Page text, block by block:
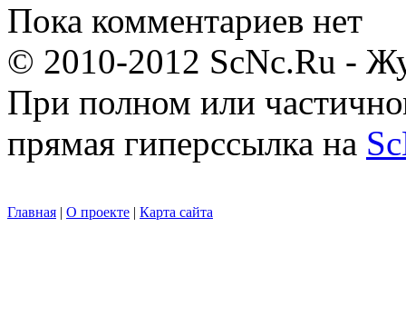
Пока комментариев нет
© 2010-2012 ScNc.Ru -
При полном или
прямая гиперссылка на
Главная | О проекте | Карта сайта